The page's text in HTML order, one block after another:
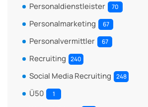
Personaldienstleister 70
Personalmarketing 67
Personalvermittler 67
Recruiting 240
Social Media Recruiting 248
Ü50 1